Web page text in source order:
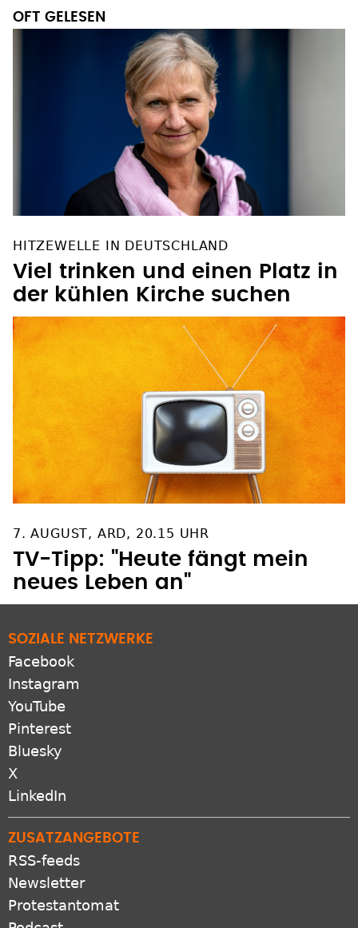
OFT GELESEN
HITZEWELLE IN DEUTSCHLAND
Viel trinken und einen Platz in
der kühlen Kirche suchen
7. AUGUST, ARD, 20.15 UHR
TV-Tipp: "Heute fängt mein
neues Leben an"
SOZIALE NETZWERKE
Facebook
Instagram
YouTube
Pinterest
Bluesky
X
LinkedIn
ZUSATZANGEBOTE
RSS-feeds
Newsletter
Protestantomat